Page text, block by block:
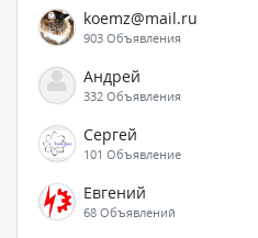
koemz@mail.ru
903 Объявления
Андрей
332 Объявления
Сергей
101 Объявление
Евгений
68 Объявлений